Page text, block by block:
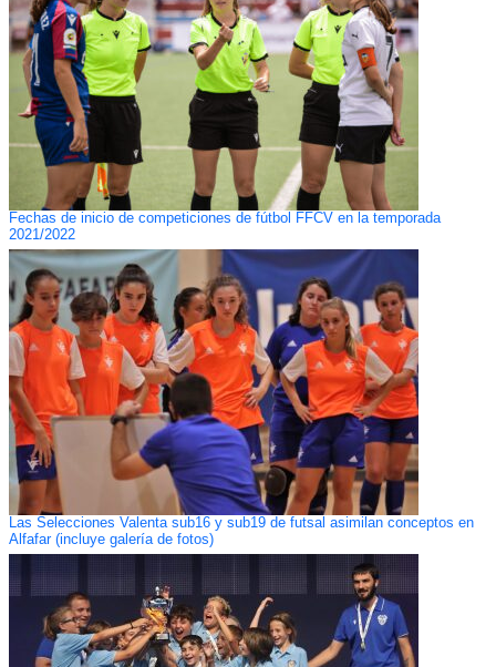
Fechas de inicio de competiciones de fútbol FFCV en la temporada
2021/2022
Las Selecciones Valenta sub16 y sub19 de futsal asimilan conceptos en
Alfafar (incluye galería de fotos)